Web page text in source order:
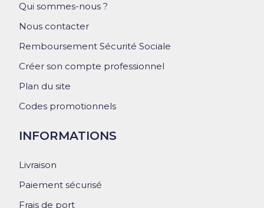
Qui sommes-nous ?
Nous contacter
Remboursement Sécurité Sociale
Créer son compte professionnel
Plan du site
Codes promotionnels
INFORMATIONS
Livraison
Paiement sécurisé
Frais de port